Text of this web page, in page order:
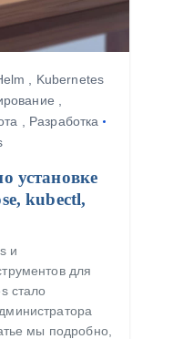
, Kubernetes
,
, Разработка
установке
kubectl,
и
для
стало
мы подробно,